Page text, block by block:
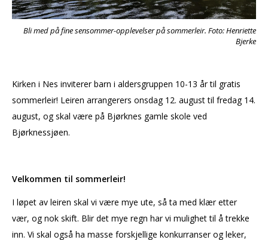
Bli med på fine sensommer-opplevelser på sommerleir. Foto: Henriette
Bjerke
Kirken i Nes inviterer barn i aldersgruppen 10-13 år til gratis
sommerleir! Leiren arrangerers onsdag 12. august til fredag 14.
august, og skal være på Bjørknes gamle skole ved
Bjørknessjøen.
Velkommen til sommerleir!
I løpet av leiren skal vi være mye ute, så ta med klær etter
vær, og nok skift. Blir det mye regn har vi mulighet til å trekke
inn. Vi skal også ha masse forskjellige konkurranser og leker,